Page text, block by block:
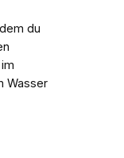
du
Wasser